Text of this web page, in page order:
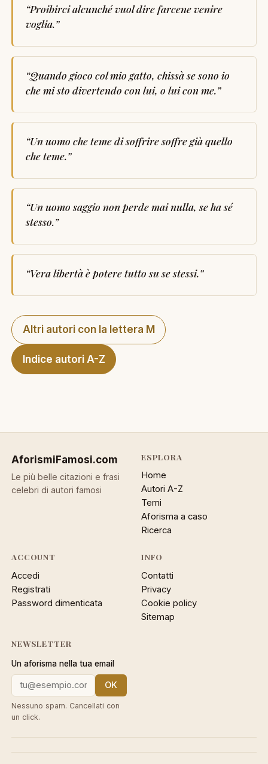
“Proibirci alcunché vuol dire farcene venire
voglia.”
“Quando gioco col mio gatto, chissà se sono io
che mi sto divertendo con lui, o lui con me.”
“Un uomo che teme di soffrire soffre già quello
che teme.”
“Un uomo saggio non perde mai nulla, se ha sé
stesso.”
“Vera libertà è potere tutto su se stessi.”
Altri autori con la lettera M
Indice autori A-Z
AforismiFamosi.com
Le più belle citazioni e frasi
celebri di autori famosi
ESPLORA
Home
Autori A-Z
Temi
Aforisma a caso
Ricerca
ACCOUNT
Accedi
Registrati
Password dimenticata
INFO
Contatti
Privacy
Cookie policy
Sitemap
NEWSLETTER
Un aforisma nella tua email
OK
Nessuno spam. Cancellati con
un click.